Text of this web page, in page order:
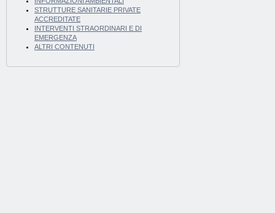
STRUTTURE SANITARIE PRIVATE
ACCREDITATE
INTERVENTI STRAORDINARI E DI
EMERGENZA
ALTRI CONTENUTI